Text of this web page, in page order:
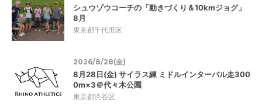
シュウゾウコーチの「動きづくり＆10kmジョグ」
8月
東京都千代田区
2026/8/28(金)
8月28日(金) サイラス練 ミドルインターバル走300
0m×3＠代々木公園
東京都渋谷区